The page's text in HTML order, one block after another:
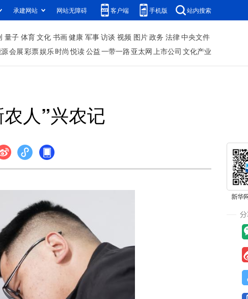
承建网站 网站无障碍 客户端 手机版 站内搜索
量子 体育文化 书画健康 军事访谈 视频 图片政务 法律中央文件
会展彩票娱乐时尚 悦读公益一带一路 亚太网上市公司 文化产业
人”兴农记